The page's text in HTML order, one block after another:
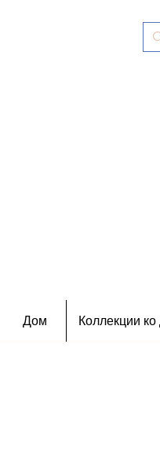
Дом Коллекции